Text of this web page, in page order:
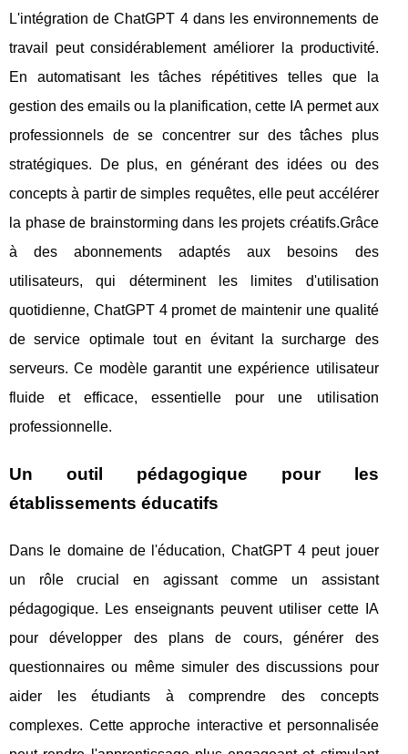
L'intégration de ChatGPT 4 dans les environnements de
travail peut considérablement améliorer la productivité.
En automatisant les tâches répétitives telles que la
gestion des emails ou la planification, cette IA permet aux
professionnels de se concentrer sur des tâches plus
stratégiques. De plus, en générant des idées ou des
concepts à partir de simples requêtes, elle peut accélérer
la phase de brainstorming dans les projets créatifs.Grâce
à des abonnements adaptés aux besoins des
utilisateurs, qui déterminent les limites d'utilisation
quotidienne, ChatGPT 4 promet de maintenir une qualité
de service optimale tout en évitant la surcharge des
serveurs. Ce modèle garantit une expérience utilisateur
fluide et efficace, essentielle pour une utilisation
professionnelle.
Un outil pédagogique pour les
établissements éducatifs
Dans le domaine de l'éducation, ChatGPT 4 peut jouer
un rôle crucial en agissant comme un assistant
pédagogique. Les enseignants peuvent utiliser cette IA
pour développer des plans de cours, générer des
questionnaires ou même simuler des discussions pour
aider les étudiants à comprendre des concepts
complexes. Cette approche interactive et personnalisée